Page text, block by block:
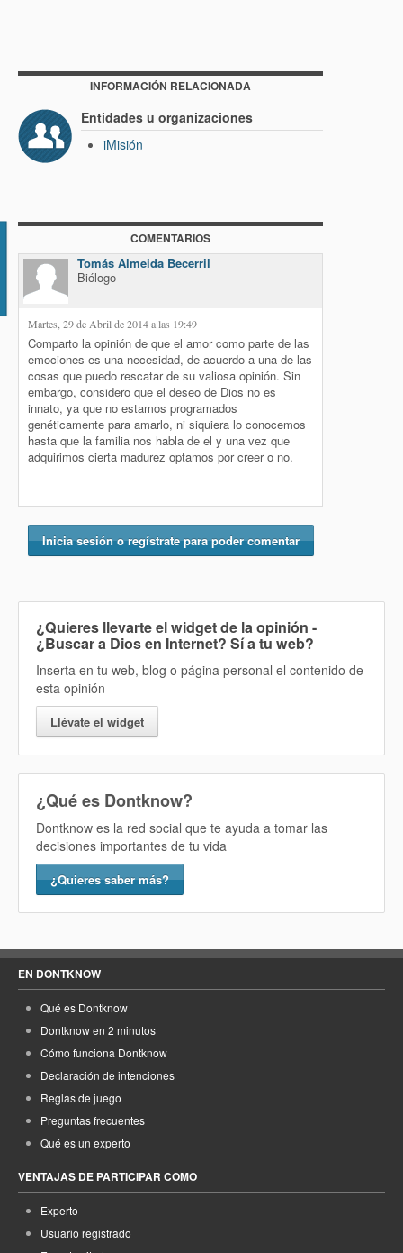
INFORMACIÓN RELACIONADA
Entidades u organizaciones
iMisión
COMENTARIOS
Tomás Almeida Becerril
Biólogo
Martes, 29 de Abril de 2014 a las 19:49
Comparto la opinión de que el amor como parte de las
emociones es una necesidad, de acuerdo a una de las
cosas que puedo rescatar de su valiosa opinión. Sin
embargo, considero que el deseo de Dios no es
innato, ya que no estamos programados
genéticamente para amarlo, ni siquiera lo conocemos
hasta que la familia nos habla de el y una vez que
adquirimos cierta madurez optamos por creer o no.
Inicia sesión o regístrate para poder comentar
¿Quieres llevarte el widget de la opinión -
¿Buscar a Dios en Internet? Sía tu web?
Inserta en tu web, blog o página personal el contenido de
esta opinión
Llévate el widget
¿Qué es Dontknow?
Dontknow es la red social que te ayuda a tomar las
decisiones importantes de tu vida
¿Quieres saber más?
EN DONTKNOW
Qué es Dontknow
Dontknow en 2 minutos
Cómo funciona Dontknow
Declaración de intenciones
Reglas de juego
Preguntas frecuentes
Qué es un experto
VENTAJAS DE PARTICIPAR COMO
Experto
Usuario registrado